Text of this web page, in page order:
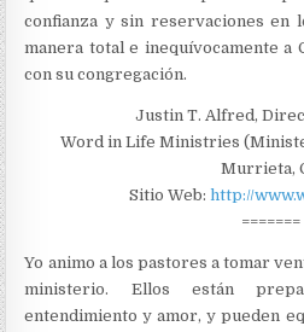
confianza y sin reservaciones en
manera total e inequívocamente
con su congregación.
Justin T. Alfred,
Word in Life Ministries
Murrieta,
Sitio Web: http://
=======
Yo animo a los pastores a tomar
ministerio. Ellos están
entendimiento y amor, y pueden